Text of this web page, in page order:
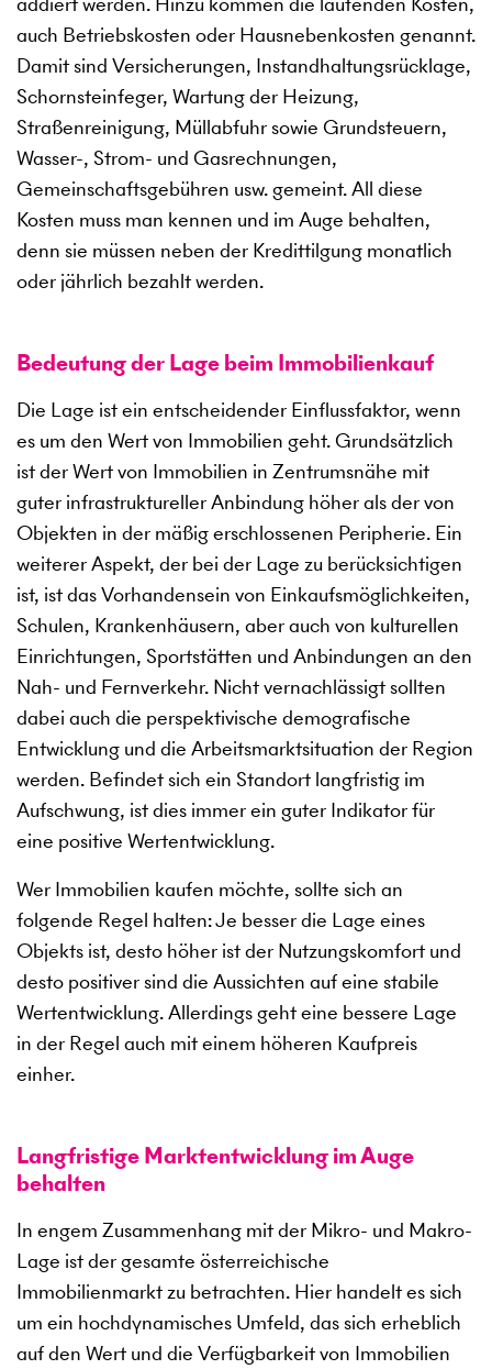
auch Betriebskosten oder Hausnebenkosten genannt.
Damit sind Versicherungen, Instandhaltungsrücklage,
Schornsteinfeger, Wartung der Heizung,
Straßenreinigung, Müllabfuhr sowie Grundsteuern,
Wasser-, Strom- und Gasrechnungen,
Gemeinschaftsgebühren usw. gemeint. All diese
Kosten muss man kennen und im Auge behalten,
denn sie müssen neben der Kredittilgung monatlich
oder jährlich bezahlt werden.
Bedeutung der Lage beim Immobilienkauf
Die Lage ist ein entscheidender Einflussfaktor, wenn
es um den Wert von Immobilien geht. Grundsätzlich
ist der Wert von Immobilien in Zentrumsnähe mit
guter infrastruktureller Anbindung höher als der von
Objekten in der mäßig erschlossenen Peripherie. Ein
weiterer Aspekt, der bei der Lage zu berücksichtigen
ist, ist das Vorhandensein von Einkaufsmöglichkeiten,
Schulen, Krankenhäusern, aber auch von kulturellen
Einrichtungen, Sportstätten und Anbindungen an den
Nah- und Fernverkehr. Nicht vernachlässigt sollten
dabei auch die perspektivische demografische
Entwicklung und die Arbeitsmarktsituation der Region
werden. Befindet sich ein Standort langfristig im
Aufschwung, ist dies immer ein guter Indikator für
eine positive Wertentwicklung.
Wer Immobilien kaufen möchte, sollte sich an
folgende Regel halten: Je besser die Lage eines
Objekts ist, desto höher ist der Nutzungskomfort und
desto positiver sind die Aussichten auf eine stabile
Wertentwicklung. Allerdings geht eine bessere Lage
in der Regel auch mit einem höheren Kaufpreis
einher.
Langfristige Marktentwicklung im Auge
behalten
In engem Zusammenhang mit der Mikro- und Makro-
Lage ist der gesamte österreichische
Immobilienmarkt zu betrachten. Hier handelt es sich
um ein hochdynamisches Umfeld, das sich erheblich
auf den Wert und die Verfügbarkeit von Immobilien